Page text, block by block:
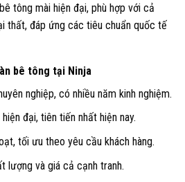
tông mài hiện đại, phù hợp với cả
thất, đáp ứng các tiêu chuẩn quốc tế
bê tông tại Ninja
nghiệp, có nhiều năm kinh nghiệm.
đại, tiên tiến nhất hiện nay.
tối ưu theo yêu cầu khách hàng.
lượng và giá cả cạnh tranh.